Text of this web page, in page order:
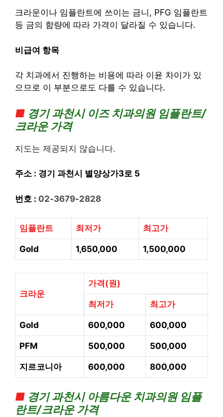
크라운이나 임플란트에 쓰이는 금니, PFG 임플란트
등 금의 함량에 따라 가격이 달라질 수 있습니다.
비급여 항목
각 치과에서 진행하는 비용에 따라 이윤 차이가 있
으므로 이 부분으로도 다를 수 있습니다.
■ 경기 과천시 이즈 치과의원 임플란트/
크라운 가격
지도는 제공되지 않습니다.
주소 : 경기 과천시 별양상가3로 5
번호 : 02-3679-2828
임플란트 최저가 최고가
Gold 1,650,000 1,500,000
크라운
가격(원)
최저가 최고가
Gold 600,000 600,000
PFM 500,000 500,000
지르코니아 600,000 800,000
■ 경기 과천시 아름다운 치과의원 임플
란트/크라운 가격